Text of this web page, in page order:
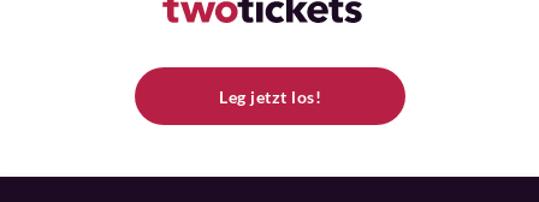
Leg jetzt los!